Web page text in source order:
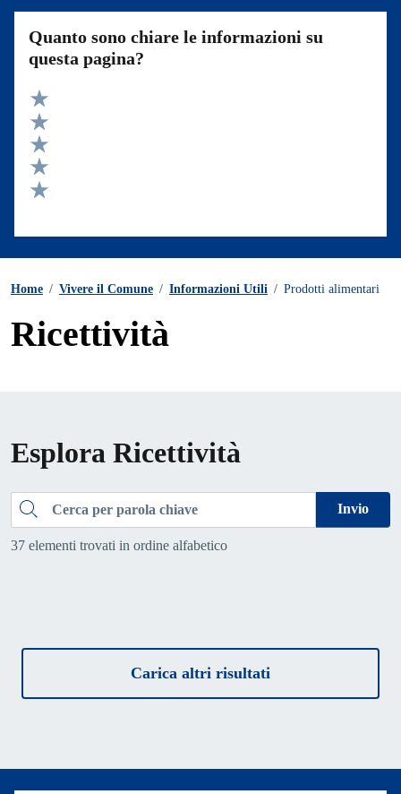
Quanto sono chiare le informazioni su
questa pagina?
Valuta 5 stelle su 5
Valuta 4 stelle su 5
Valuta 3 stelle su 5
Valuta 2 stelle su 5
Home / Vivere il Comune / Informazioni Utili / Prodotti alimentari
Ricettività
Esplora Ricettività
Cerca Invio
37 elementi trovati in ordine alfabetico
Carica altri risultati